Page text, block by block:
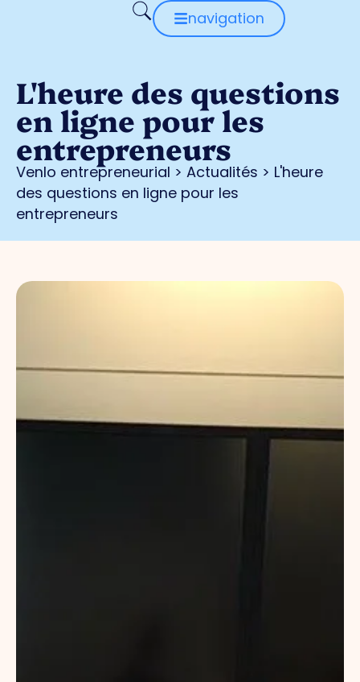
navigation
L'heure des questions
en ligne pour les
entrepreneurs
Venlo entrepreneurial > Actualités > L'heure
des questions en ligne pour les
entrepreneurs